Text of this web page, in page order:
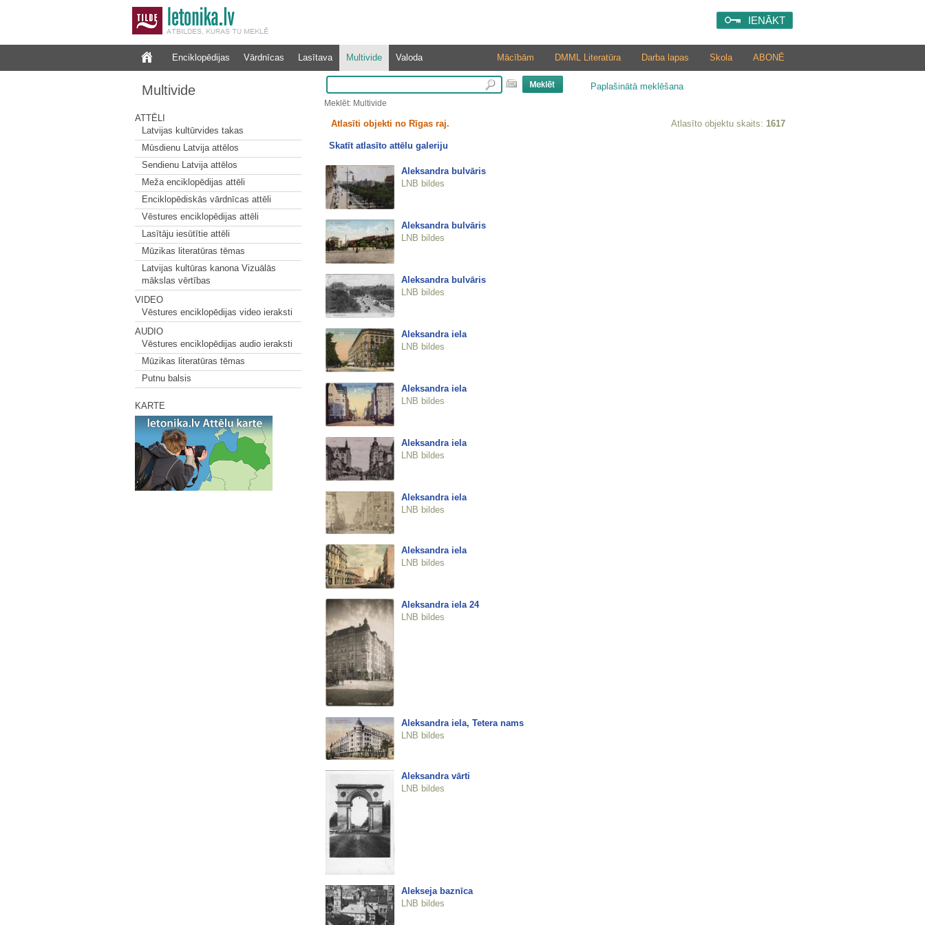
IENĀKT
Enciklopēdijas Vārdnīcas Lasītava Multivide Valoda ABONĒ
Skola
Darba lapas
DMML Literatūra
Mācībām
Multivide
ATTĒLI
Latvijas kultūrvides takas
Mūsdienu Latvija attēlos
Sendienu Latvija attēlos
Meža enciklopēdijas attēli
Enciklopēdiskās vārdnīcas attēli
Vēstures enciklopēdijas attēli
Lasītāju iesūtītie attēli
Mūzikas literatūras tēmas
Latvijas kultūras kanona Vizuālās
mākslas vērtības
VIDEO
Vēstures enciklopēdijas video ieraksti
AUDIO
Vēstures enciklopēdijas audio ieraksti
Mūzikas literatūras tēmas
Putnu balsis
KARTE
Paplašinātā meklēšana
Meklēt: Multivide
Atlasīti objekti no Rīgas raj. Atlasīto objektu skaits: 1617
Skatīt atlasīto attēlu galeriju
Aleksandra bulvāris
LNB bildes
Aleksandra bulvāris
LNB bildes
Aleksandra bulvāris
LNB bildes
Aleksandra iela
LNB bildes
Aleksandra iela
LNB bildes
Aleksandra iela
LNB bildes
Aleksandra iela
LNB bildes
Aleksandra iela
LNB bildes
Aleksandra iela 24
LNB bildes
Aleksandra iela, Tetera nams
LNB bildes
Aleksandra vārti
LNB bildes
Alekseja baznīca
LNB bildes